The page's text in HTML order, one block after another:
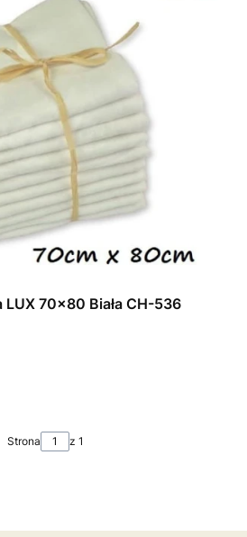
70x80 Biała CH-536
Strona z 1